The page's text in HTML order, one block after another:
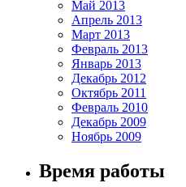
Май 2013
Апрель 2013
Март 2013
Февраль 2013
Январь 2013
Декабрь 2012
Октябрь 2011
Февраль 2010
Декабрь 2009
Ноябрь 2009
Время работы